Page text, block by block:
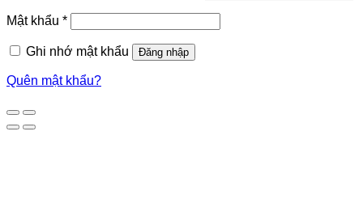
Mật khẩu *
Ghi nhớ mật khẩu Đăng nhập
Quên mật khẩu?